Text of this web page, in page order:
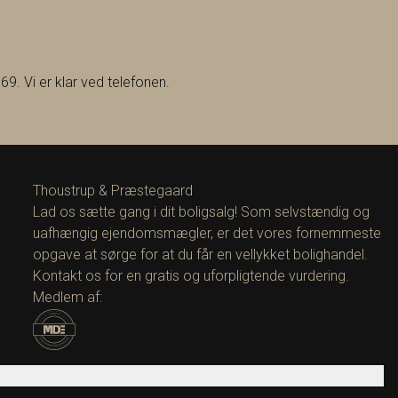
Vi er klar ved telefonen.
Thoustrup & Præstegaard
Lad os sætte gang i dit boligsalg! Som selvstændig og
uafhængig ejendomsmægler, er det vores fornemmeste
opgave at sørge for at du får en vellykket bolighandel.
Kontakt os for en gratis og uforpligtende vurdering.
Medlem af: